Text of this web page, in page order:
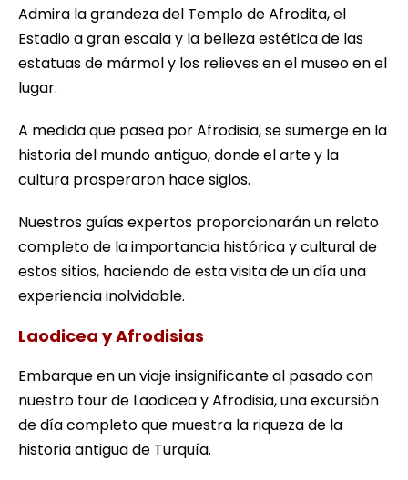
Admira la grandeza del Templo de Afrodita, el
Estadio a gran escala y la belleza estética de las
estatuas de mármol y los relieves en el museo en el
lugar.
A medida que pasea por Afrodisia, se sumerge en la
historia del mundo antiguo, donde el arte y la
cultura prosperaron hace siglos.
Nuestros guías expertos proporcionarán un relato
completo de la importancia histórica y cultural de
estos sitios, haciendo de esta visita de un día una
experiencia inolvidable.
Laodicea y Afrodisias
Embarque en un viaje insignificante al pasado con
nuestro tour de Laodicea y Afrodisia, una excursión
de día completo que muestra la riqueza de la
historia antigua de Turquía.